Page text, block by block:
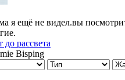
я ещё не видел.вы
до рассвета
Bisping